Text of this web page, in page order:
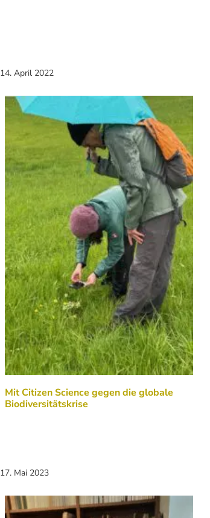
14. April 2022
Mit Citizen Science gegen die globale
Biodiversitätskrise
17. Mai 2023